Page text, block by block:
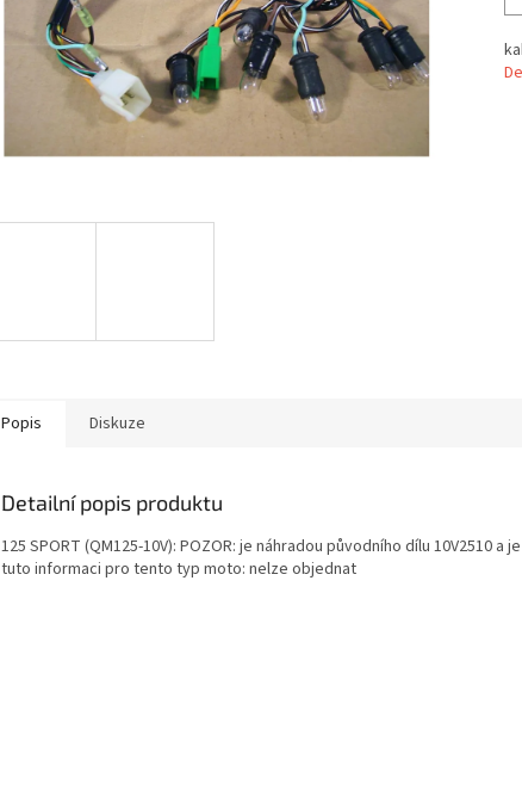
Popis Diskuze
Detailní popis produktu
125 SPORT (QM125-10V): POZOR: je náhradou původního dílu 10V2510 a
tuto informaci pro tento typ moto: nelze objednat